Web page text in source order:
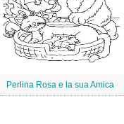
Perlina Rosa e la sua Amica